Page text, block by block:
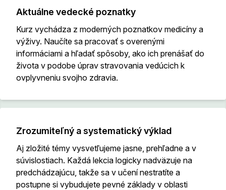
Aktuálne vedecké poznatky
Kurz vychádza z moderných poznatkov medicíny a
výživy. Naučíte sa pracovať s overenými
informáciami a hľadať spôsoby, ako ich prenášať do
života v podobe úprav stravovania vedúcich k
ovplyvneniu svojho zdravia.
Zrozumiteľný a systematický výklad
Aj zložité témy vysvetľujeme jasne, prehľadne a v
súvislostiach. Každá lekcia logicky nadväzuje na
predchádzajúcu, takže sa v učení nestratíte a
postupne si vybudujete pevné základy v oblasti